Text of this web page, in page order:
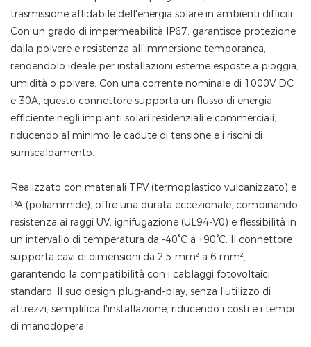
trasmissione affidabile dell'energia solare in ambienti difficili.
Con un grado di impermeabilità IP67, garantisce protezione
dalla polvere e resistenza all'immersione temporanea,
rendendolo ideale per installazioni esterne esposte a pioggia,
umidità o polvere. Con una corrente nominale di 1000V DC
e 30A, questo connettore supporta un flusso di energia
efficiente negli impianti solari residenziali e commerciali,
riducendo al minimo le cadute di tensione e i rischi di
surriscaldamento.
Realizzato con materiali TPV (termoplastico vulcanizzato) e
PA (poliammide), offre una durata eccezionale, combinando
resistenza ai raggi UV, ignifugazione (UL94-V0) e flessibilità in
un intervallo di temperatura da -40°C a +90°C. Il connettore
supporta cavi di dimensioni da 2,5 mm² a 6 mm²,
garantendo la compatibilità con i cablaggi fotovoltaici
standard. Il suo design plug-and-play, senza l'utilizzo di
attrezzi, semplifica l'installazione, riducendo i costi e i tempi
di manodopera.